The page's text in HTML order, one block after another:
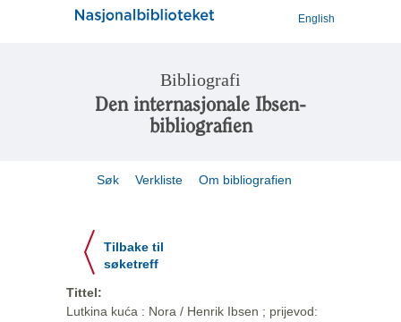
English
Bibliografi
Den internasjonale Ibsen-
bibliografien
Søk Verkliste Om bibliografien
Tilbake til
søketreff
Tittel:
Lutkina kuća : Nora / Henrik Ibsen ; prijevod: